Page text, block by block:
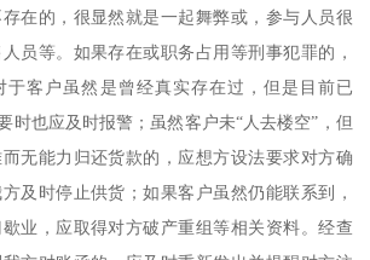
在的，很显然就是一起舞弊或，参与人员很
员等。如果存在或职务占用等刑事犯罪的，
于客户虽然是曾经真实存在过，但是目前已
时也应及时报警；虽然客户未“人去楼空”，但
无能力归还货款的，应想方设法要求对方确
及时停止供货；如果客户虽然仍能联系到，
业，应取得对方破产重组等相关资料。经查